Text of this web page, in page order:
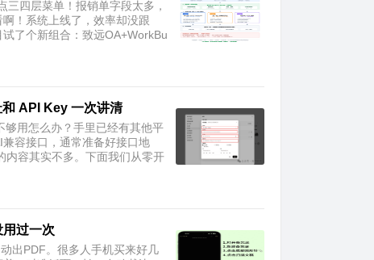
四层菜单！报销单字段太多，
！系统上线了，效率却没跟
了个新组合：致远OA+WorkBu
API Key 一次讲清
用怎么办？手里已经有其他平
容接口，通常准备好接口地
内容其实不多。下面我们从零开
过一次
出PDF。很多人手机买来好几